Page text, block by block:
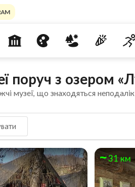
поруч з озером
музеї, що знаходяться
31 км